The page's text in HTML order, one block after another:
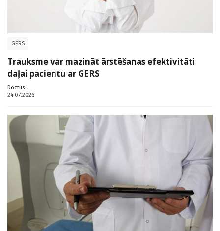
GERS
Trauksme var mazināt ārstēšanas efektivitāti
daļai pacientu ar GERS
Doctus
24.07.2026.